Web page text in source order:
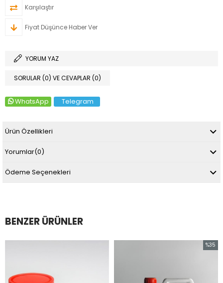
Karşılaştır
Fiyat Düşünce Haber Ver
YORUM YAZ
SORULAR (0) VE CEVAPLAR (0)
WhatsApp Telegram
Ürün Özellikleri
Yorumlar(0)
Ödeme Seçenekleri
BENZER ÜRÜNLER